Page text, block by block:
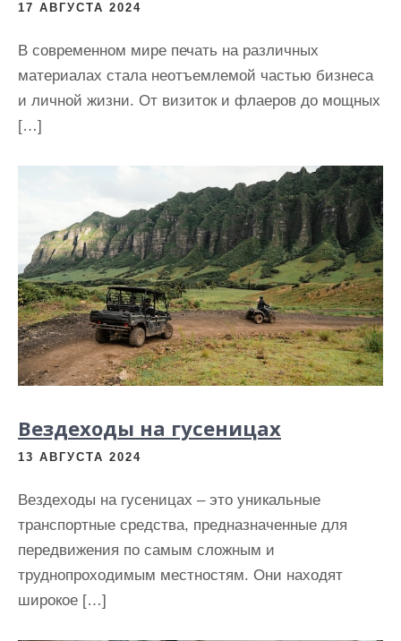
17 АВГУСТА 2024
В современном мире печать на различных
материалах стала неотъемлемой частью бизнеса
и личной жизни. От визиток и флаеров до мощных
[…]
Вездеходы на гусеницах
13 АВГУСТА 2024
Вездеходы на гусеницах – это уникальные
транспортные средства, предназначенные для
передвижения по самым сложным и
труднопроходимым местностям. Они находят
широкое […]